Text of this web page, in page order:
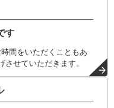
す
間をいただくこともあ
させていただきます。